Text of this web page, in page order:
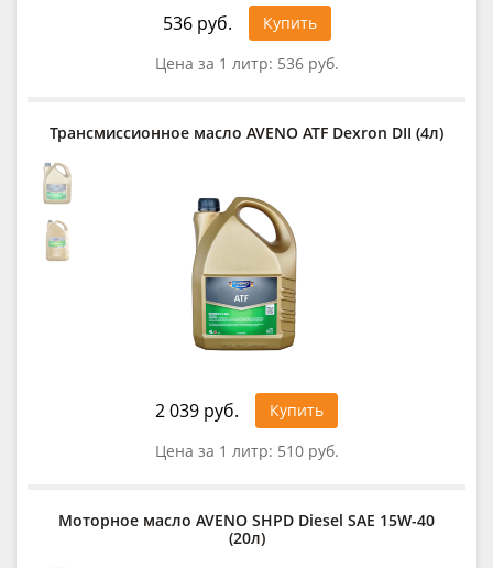
536 руб.
Купить
Цена за 1 литр: 536 руб.
Трансмиссионное масло AVENO ATF Dexron DII (4л)
2 039 руб.
Купить
Цена за 1 литр: 510 руб.
Моторное масло AVENO SHPD Diesel SAE 15W-40
(20л)